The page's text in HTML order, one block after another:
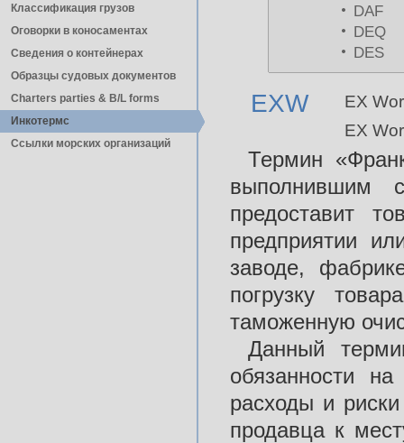
Классификация грузов
Оговорки в коносаментах
Сведения о контейнерах
Образцы судовых документов
Charters parties & B/L forms
Инкотермс
Ссылки морских организаций
DAF
DEQ
DES
EXW
EX
EX
Термин
выполнившим
предоставит
предприятии
заводе,
погрузку
таможенную
Данный
обязанности
расходы и
продавца к